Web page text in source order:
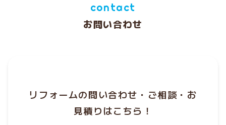
contact
お問い合わせ
リフォームの問い合わせ・ご相談・お
見積りはこちら！